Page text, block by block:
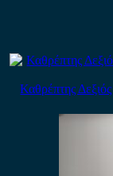
Καθρέπτης